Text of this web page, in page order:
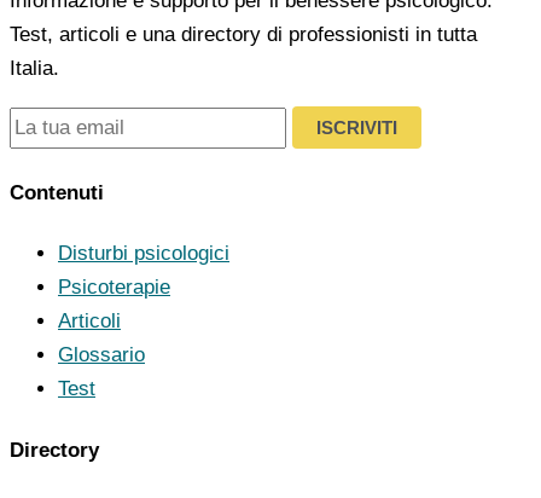
Test, articoli e una directory di professionisti in tutta
Italia.
ISCRIVITI
Contenuti
Disturbi psicologici
Psicoterapie
Articoli
Glossario
Test
Directory